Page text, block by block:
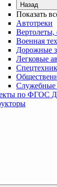
Назад
Показать
Автотреки
Вертолеты,
Военная
Дорожные
Легковые
по ФГОС